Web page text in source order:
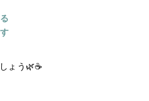
ょう🌿☕